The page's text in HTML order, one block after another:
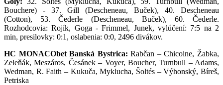
Bouchere) - 37. Gill (Descheneau, Buček), 40. Descheneau
(Cotton), 53. Čederle (Descheneau, Buček), 60. Čederle.
Rozhodcovia: Rojík, Goga - Frimmel, Junek, vylúčení: 7:5 na 2
min, presilovky: 0:1, oslabenia: 0:0, 2496 divákov.
HC MONACObet Banská Bystrica: Rabčan – Chicoine, Žabka,
Zeleňák, Meszáros, Česánek – Voyer, Boucher, Turnbull – Adams,
Wedman, R. Faith – Kukuča, Myklucha, Šoltés – Výhonský, Bíreš,
Petriska